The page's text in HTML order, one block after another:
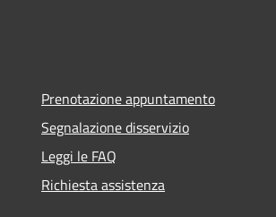
Prenotazione appuntamento
Segnalazione disservizio
Leggi le FAQ
Richiesta assistenza